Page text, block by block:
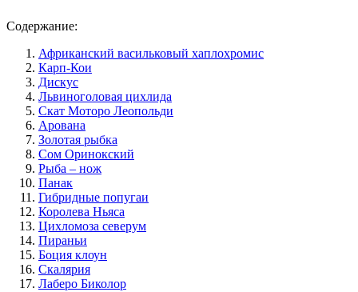
Содержание:
Африканский васильковый хаплохромис
Карп-Кои
Дискус
Львиноголовая цихлида
Скат Моторо Леопольди
Арована
Золотая рыбка
Сом Оринокский
Рыба – нож
Панак
Гибридные попугаи
Королева Ньяса
Цихломоза северум
Пираньи
Боция клоун
Скалярия
Лаберо Биколор